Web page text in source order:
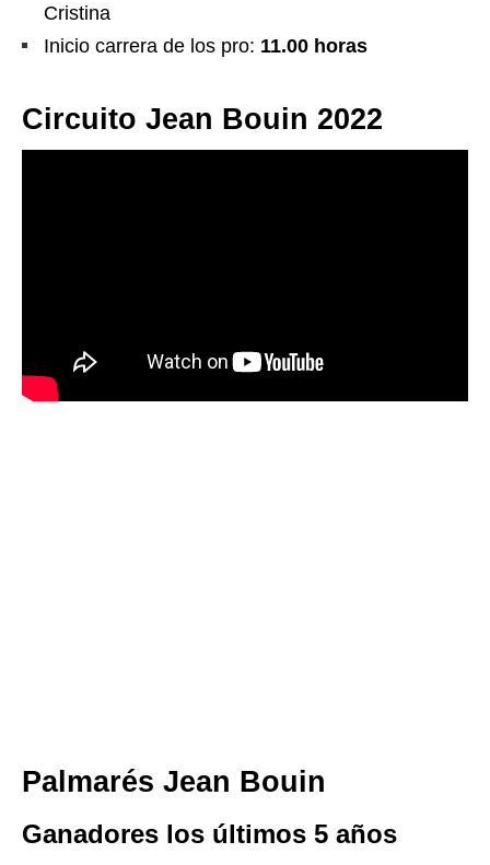
Cristina
Inicio carrera de los pro: 11.00 horas
Circuito Jean Bouin 2022
Palmarés Jean Bouin
Ganadores los últimos 5 años